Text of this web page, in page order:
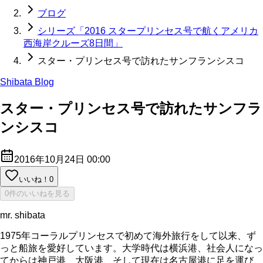
ブログ
シリーズ「2016 スタープリンセス号で航くアメリカ
西海岸クルーズ8日間」
スター・プリンセス号で訪れたサンフランシスコ
Shibata Blog
スター・プリンセス号で訪れたサンフラ
ンシスコ
2016年10月24日 00:00
いいね！ 0
0件のいいねを見る
mr. shibata
1975年コーラルプリンセスで初めて海外旅行をして以来、ず
っと船旅を愛好しています。大学時代は横浜港、社会人になっ
てからは神戸港、大阪港、そして現在は名古屋港に足を運び、